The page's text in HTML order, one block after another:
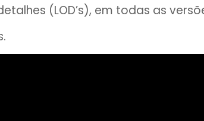
(LOD’s), em todas as